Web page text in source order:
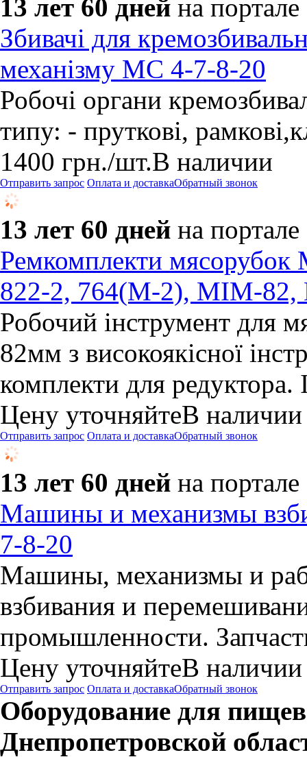
13 лет 60 дней на портале
Збивачі для
механізму МС 4-7-8-20
Робочі органи
типу: - пруткові,
1400 грн./шт.В наличии
Отправить запрос Оплата и доставкаОбратный звонок
13 лет 60 дней на портале
Ремкомплекти
822-2, 764(М-2), МІМ-
Робочий інструмент для
82мм з високоякісної
комплекти для редуктора.
Цену уточняйтеВ наличии
Отправить запрос Оплата и доставкаОбратный звонок
13 лет 60 дней на портале
Машины и механизмы
7-8-20
Машины, механизмы и
взбивания и
промышленности.
Цену уточняйтеВ наличии
Отправить запрос Оплата и доставкаОбратный звонок
Оборудование для
Днепропетровской